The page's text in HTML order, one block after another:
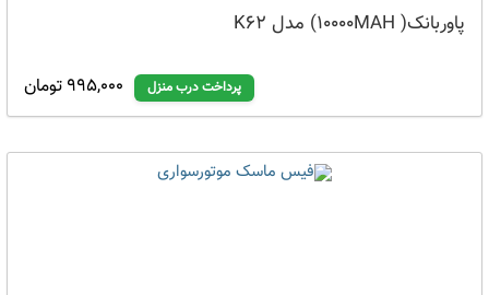
پاوربانک( 10000MAH) مدل K62
995,000 تومان پرداخت درب منزل